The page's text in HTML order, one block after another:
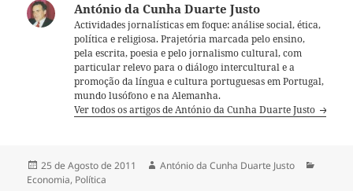
António da Cunha Duarte Justo
Actividades jornalísticas em foque: análise social, ética,
política e religiosa. Prajetória marcada pelo ensino,
pela escrita, poesia e pelo jornalismo cultural, com
particular relevo para o diálogo intercultural e a
promoção da língua e cultura portuguesas em Portugal,
mundo lusófono e na Alemanha.
Ver todos os artigos de António da Cunha Duarte Justo
Publicado
a
25 de Agosto de 2011 Autor
António da Cunha Duarte Justo
Economia, Política